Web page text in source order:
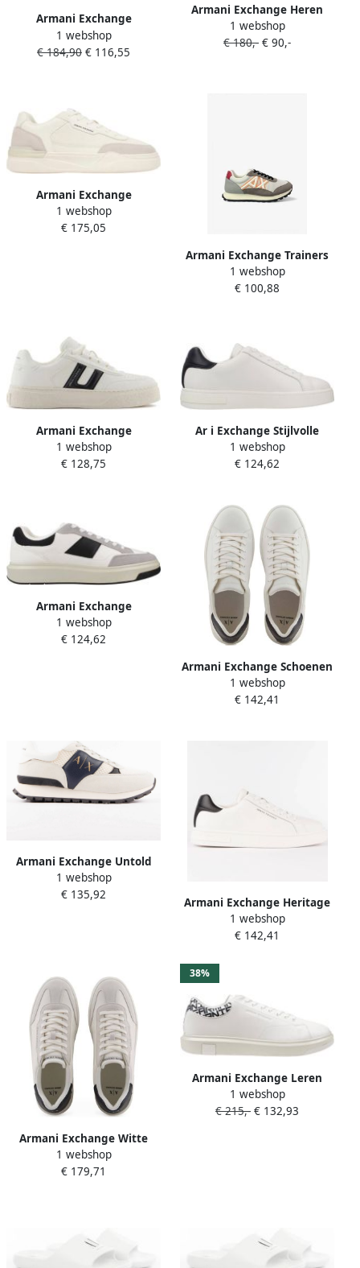
Armani Exchange
XM002197 sneaker wit
combi 40
1 webshop
€ 184,90 € 116,55
Armani Exchange Heren
Sneaker Wit XM002634-
AF17352 M0107
1 webshop
€ 180,- € 90,-
Armani Exchange
Xm001968_af19439
Schoenen Wit Man
1 webshop
€ 175,05
Armani Exchange Trainers
English
1 webshop
€ 100,88
Armani Exchange
Xm001936_af17449
Schoenen Wit Man
1 webshop
€ 128,75
Ar i Exchange Stijlvolle
Sneakers voor nen en
1 webshop
€ 124,62
Armani Exchange
Xm001720_af17529
Schoenen Wit Man
1 webshop
€ 124,62
Armani Exchange Schoenen
Sneaker Streetwear
Volwassen
1 webshop
€ 142,41
Armani Exchange Untold
line
1 webshop
€ 135,92
Armani Exchange Heritage
1 webshop
€ 142,41
Armani Exchange Witte
Sneakers met Suède
Accenten
1 webshop
€ 179,71
38%
Armani Exchange Leren
Herenschoenen Herfst
Winter Collectie
1 webshop
€ 215,- € 132,93